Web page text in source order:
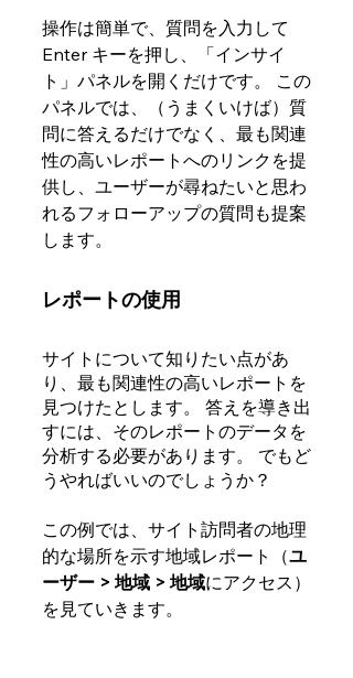
操作は簡単で、質問を入力して
Enter キーを押し、「インサイ
ト」パネルを開くだけです。 この
パネルでは、（うまくいけば）質
問に答えるだけでなく、最も関連
性の高いレポートへのリンクを提
供し、ユーザーが尋ねたいと思わ
れるフォローアップの質問も提案
します。
レポートの使用
サイトについて知りたい点があ
り、最も関連性の高いレポートを
見つけたとします。 答えを導き出
すには、そのレポートのデータを
分析する必要があります。 でもど
うやればいいのでしょうか？
この例では、サイト訪問者の地理
的な場所を示す地域レポート（ユ
ーザー > 地域 > 地域にアクセス）
を見ていきます。